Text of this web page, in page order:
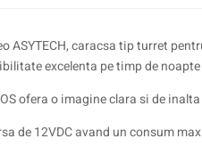
ASYTECH, caracsa tip turret
excelenta pe timp de
ofera o imagine clara si de
de 12VDC avand un consum